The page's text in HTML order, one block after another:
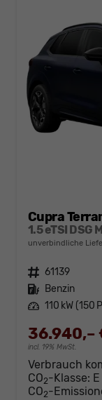
Cupra
unverbindliche
Fahrzeugnr. 61139
Kraftstoff Benzin
Leistung 110 kW (150
36.940,–
incl. 19% MwSt.
Verbrauch
CO2-Klasse: E
CO2-